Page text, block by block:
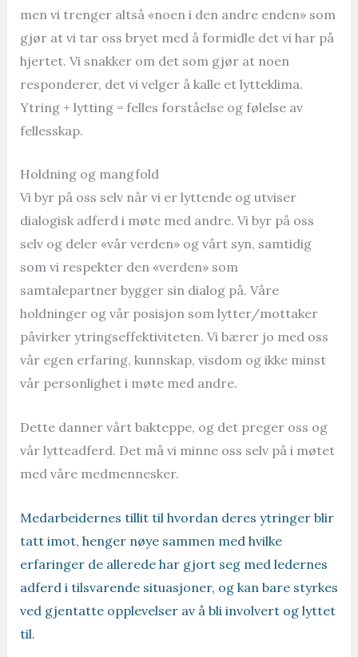
men vi trenger altså «noen i den andre enden» som
gjør at vi tar oss bryet med å formidle det vi har på
hjertet. Vi snakker om det som gjør at noen
responderer, det vi velger å kalle et lytteklima.
Ytring + lytting = felles forståelse og følelse av
fellesskap.
Holdning og mangfold
Vi byr på oss selv når vi er lyttende og utviser
dialogisk adferd i møte med andre. Vi byr på oss
selv og deler «vår verden» og vårt syn, samtidig
som vi respekter den «verden» som
samtalepartner bygger sin dialog på. Våre
holdninger og vår posisjon som lytter/mottaker
påvirker ytringseffektiviteten. Vi bærer jo med oss
vår egen erfaring, kunnskap, visdom og ikke minst
vår personlighet i møte med andre.
Dette danner vårt bakteppe, og det preger oss og
vår lytteadferd. Det må vi minne oss selv på i møtet
med våre medmennesker.
Medarbeidernes tillit til hvordan deres ytringer blir
tatt imot, henger nøye sammen med hvilke
erfaringer de allerede har gjort seg med ledernes
adferd i tilsvarende situasjoner, og kan bare styrkes
ved gjentatte opplevelser av å bli involvert og lyttet
til.